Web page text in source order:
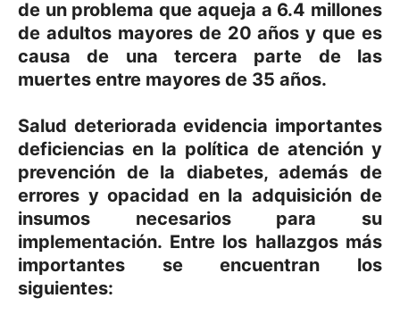
de un problema que aqueja a 6.4 millones
de adultos mayores de 20 años y que es
causa de una tercera parte de las
muertes entre mayores de 35 años.
Salud deteriorada evidencia importantes
deficiencias en la política de atención y
prevención de la diabetes, además de
errores y opacidad en la adquisición de
insumos necesarios para su
implementación. Entre los hallazgos más
importantes se encuentran los
siguientes: